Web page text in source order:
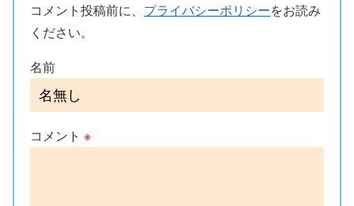
コメント投稿前に、 プライバシーポリシーをお読み
ください。
名前
コメント ※